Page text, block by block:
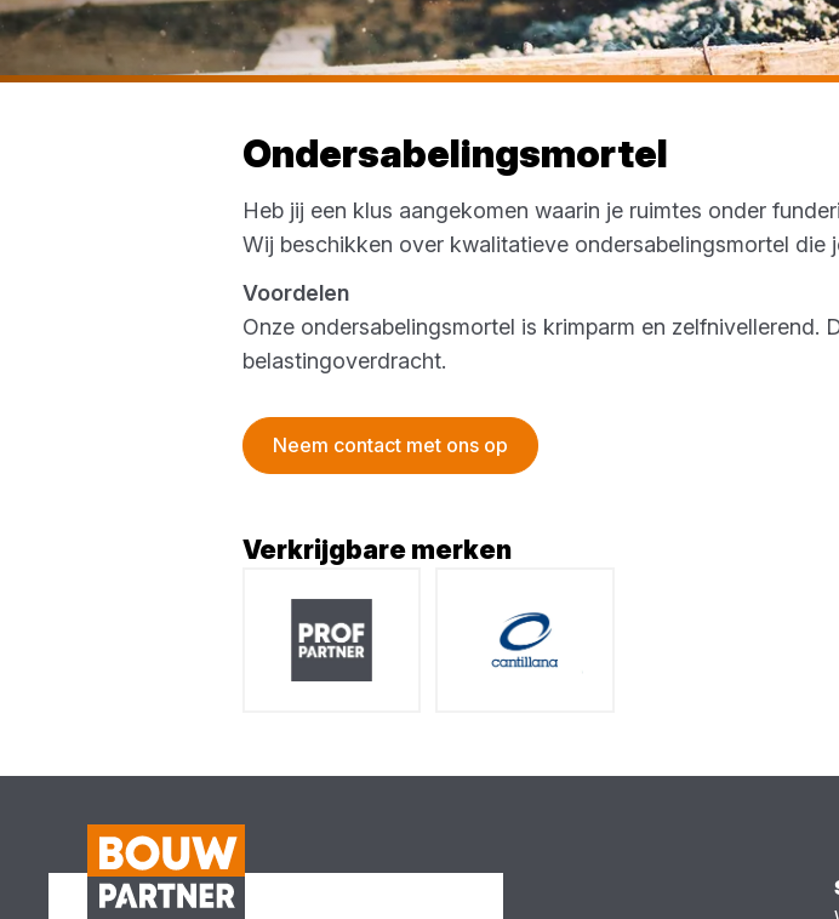
Ondersabelingsmortel
Heb jij een klus aangekomen waarin je ruimtes onder
Wij beschikken over kwalitatieve ondersabelingsmortel die
Voordelen
Onze ondersabelingsmortel is krimparm en
belastingoverdracht.
Neem contact met ons op
Verkrijgbare merken